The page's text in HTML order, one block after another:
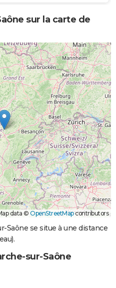
sur la carte de
data ©OpenStreetMapcontributors
Saône se situe à une distance
sur-Saône